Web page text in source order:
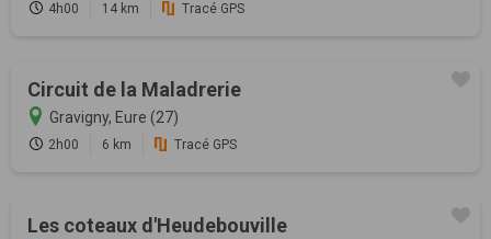
4h00 14 km Tracé GPS
Circuit de la Maladrerie
Gravigny, Eure (27)
2h00 6 km Tracé GPS
Les coteaux d'Heudebouville